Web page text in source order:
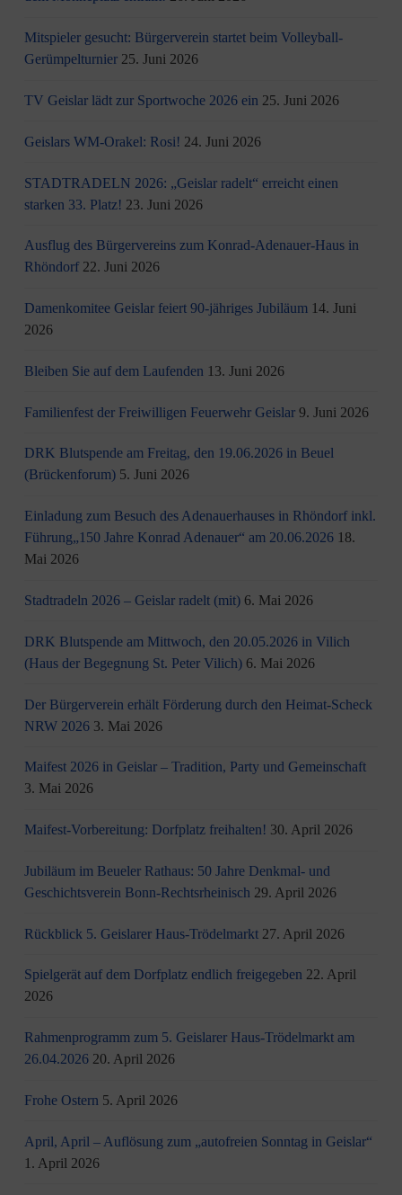
Mitspieler gesucht: Bürgerverein startet beim Volleyball-
Gerümpelturnier 25. Juni 2026
TV Geislar lädt zur Sportwoche 2026 ein 25. Juni 2026
Geislars WM-Orakel: Rosi! 24. Juni 2026
STADTRADELN 2026: „Geislar radelt“ erreicht einen
starken 33. Platz! 23. Juni 2026
Ausflug des Bürgervereins zum Konrad-Adenauer-Haus in
Rhöndorf 22. Juni 2026
Damenkomitee Geislar feiert 90-jähriges Jubiläum 14. Juni
2026
Bleiben Sie auf dem Laufenden 13. Juni 2026
Familienfest der Freiwilligen Feuerwehr Geislar 9. Juni 2026
DRK Blutspende am Freitag, den 19.06.2026 in Beuel
(Brückenforum) 5. Juni 2026
Einladung zum Besuch des Adenauerhauses in Rhöndorf inkl.
Führung„150 Jahre Konrad Adenauer“ am 20.06.2026 18.
Mai 2026
Stadtradeln 2026 – Geislar radelt (mit) 6. Mai 2026
DRK Blutspende am Mittwoch, den 20.05.2026 in Vilich
(Haus der Begegnung St. Peter Vilich) 6. Mai 2026
Der Bürgerverein erhält Förderung durch den Heimat-Scheck
NRW 2026 3. Mai 2026
Maifest 2026 in Geislar – Tradition, Party und Gemeinschaft
3. Mai 2026
Maifest-Vorbereitung: Dorfplatz freihalten! 30. April 2026
Jubiläum im Beueler Rathaus: 50 Jahre Denkmal- und
Geschichtsverein Bonn-Rechtsrheinisch 29. April 2026
Rückblick 5. Geislarer Haus-Trödelmarkt 27. April 2026
Spielgerät auf dem Dorfplatz endlich freigegeben 22. April
2026
Rahmenprogramm zum 5. Geislarer Haus-Trödelmarkt am
26.04.2026 20. April 2026
Frohe Ostern 5. April 2026
April, April – Auflösung zum „autofreien Sonntag in Geislar“
1. April 2026